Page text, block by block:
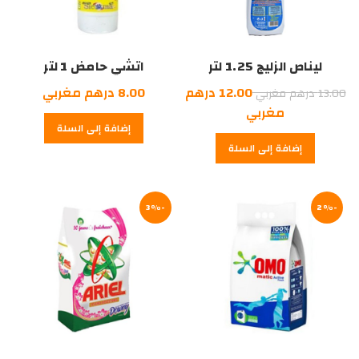
ليناص الزليج 1.25 لتر
13.00درهم مغربيالسعر
الأصلي
هو:
13.00
12.00 درهم
مغربي
الحالي
هو:
إضافة إلى السلة
اتشي حامض 1 لتر
8.00 درهم مغربي
إضافة إلى السلة
-2%
-3%